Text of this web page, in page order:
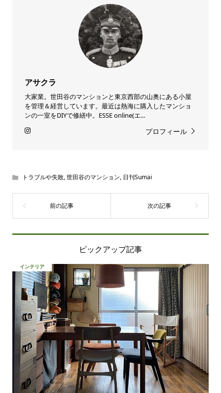
アサクラ
大家業。世田谷のマンションと東京西部の山奥にある小屋
を管理＆経営しています。最近は熱海に購入したマンショ
ンの一室をDIYで修繕中。ESSE online(エ...
プロフィール
トラブルや失敗,世田谷のマンション, 日刊Sumai
ピックアップ記事
インテリア